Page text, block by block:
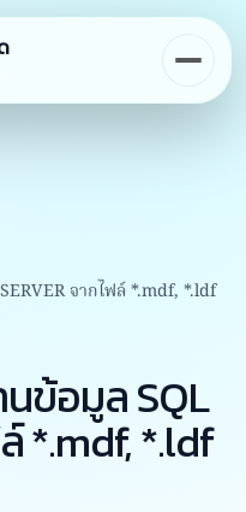
จากไฟล์ *.mdf, *.ldf
ข้อมูล SQL
*.mdf, *.ldf